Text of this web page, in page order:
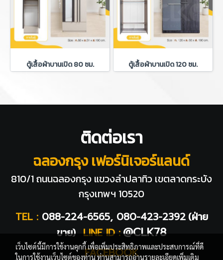
ตู้เสื้อผ้าบานเปิด 80 ซม. ตู้เสื้อผ้าบานเปิด 120 ซม.
ติดต่อเรา
ฉลองกรุง เฟอร์นิเจอร์แลนด์
810/1 ถนนฉลองกรุง แขวงลำปลาทิว เขตลาดกระบัง
กรุงเทพฯ 10520
TEL : 088-224-6565, 080-423-2392 (ฝ่าย
ขาย) LINE ID : @CLK78
FACEBOOK
เว็บไซต์นี้มีการใช้งานคุกกี้ เพื่อเพิ่มประสิทธิภาพและประสบการณ์ที่ดี
ในการใช้งานเว็บไซต์ของท่าน ท่านสามารถอ่านรายละเอียดเพิ่มเติม